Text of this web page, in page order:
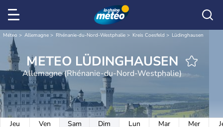
Météo Allemagne Rhénanie-du-Nord-Westphalie Kreis Coesfeld Lüdinghausen
METEO LÜDINGHAUSEN
Allemagne (Rhénanie-du-Nord-Westphalie)
Jeu
Ven
Sam
Dim
Lun
Mar
Mer